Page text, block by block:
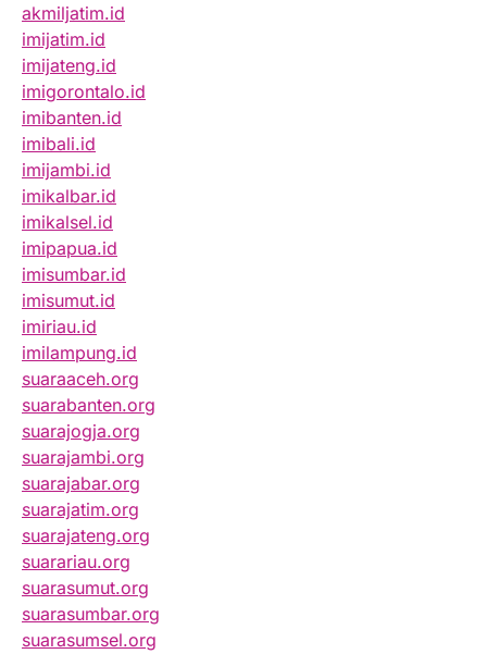
akmiljatim.id
imijatim.id
imijateng.id
imigorontalo.id
imibanten.id
imibali.id
imijambi.id
imikalbar.id
imikalsel.id
imipapua.id
imisumbar.id
imisumut.id
imiriau.id
imilampung.id
suaraaceh.org
suarabanten.org
suarajogja.org
suarajambi.org
suarajabar.org
suarajatim.org
suarajateng.org
suarariau.org
suarasumut.org
suarasumbar.org
suarasumsel.org